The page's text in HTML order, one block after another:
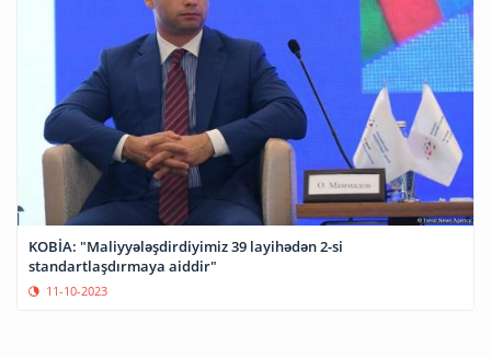
KOBİA: "Maliyyələşdirdiyimiz 39 layihədən 2-si
standartlaşdırmaya aiddir"
11-10-2023